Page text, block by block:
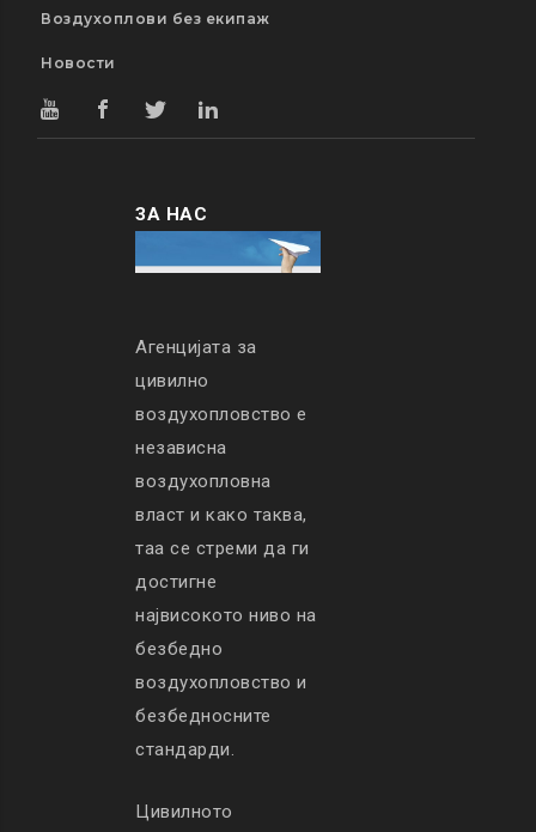
Воздухоплови без екипаж
Новости
ЗА НАС
Агенцијата за
цивилно
воздухопловство е
независна
воздухопловна
власт и како таква,
таа се стреми да ги
достигне
највисокото ниво на
безбедно
воздухопловство и
безбедносните
стандарди.
Цивилното